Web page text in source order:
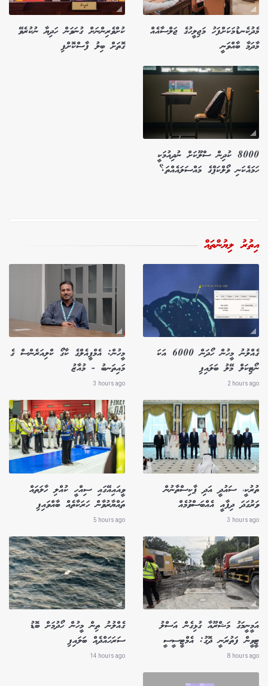
މެދުކެނޑުމަކަށްފަހު މަޖިލީހުގެ ޖަލްސާއެއް
މާދަމާ ބާއްވަނީ
ކުށްވެރިންނަށް ގުނަވަން ހަދިޔާ ނުކުރެވޭ
ގޮތަށް ބިލު ފާސްކޮށްފި
8000 ކުދިން ސްލޫކަށް ނުދިއުމަކީ
ހަމައެކަނި ވޯލްކަޕްގެ މައްސަލައެއްތަ؟
އިތުރު ލިޔުންތައް
ގެއްލުނު މީހުން ހޯދަން 6000 އަކަ
ނޯޓިކަލް މޭލު ބަލައިފި
2 hours ago
މީހުން: އެމްޕީއެލްގެ ކާގޯ ކްލިއަރެންސް ގެ
މައިތަނބު - މުއާޒު
3 hours ago
ތުރުކީ، ސައުދީ އަދި ޕާކިސްތާނުން
ވަރުގަދަ ދިފާއީ އެއްބަސްވުމެއް
3 hours ago
ވީއައިއޭގައި ސިއްހީ ކުއްލި ހާލަތައް
ތައްޔާރުވާން ހަރަކާތެއް ބާއްވައިފި
5 hours ago
އަމީނީމަގު މަޝްރޫއާ ގުޅިގެން އަސްލު
ޓީވީން ފަތުރަނީ ދޮގު: އެމްޓީސީސީ
8 hours ago
ގެއްލުނު ތިން މީހުން ހޯދުމަށް ބޮޑު
ސަރަހައްދެއް ބަލައިފި
14 hours ago